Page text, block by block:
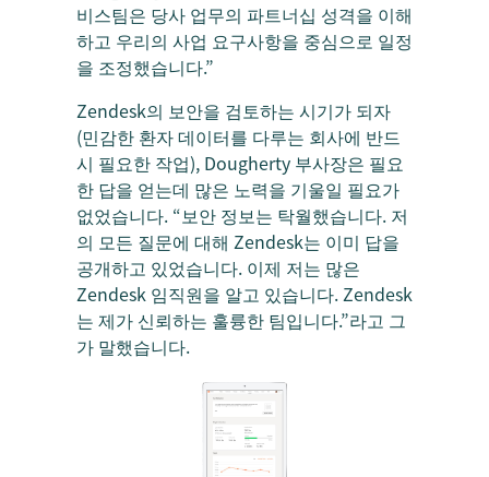
비스팀은 당사 업무의 파트너십 성격을 이해
하고 우리의 사업 요구사항을 중심으로 일정
을 조정했습니다.”
Zendesk의 보안을 검토하는 시기가 되자
(민감한 환자 데이터를 다루는 회사에 반드
시 필요한 작업), Dougherty 부사장은 필요
한 답을 얻는데 많은 노력을 기울일 필요가
없었습니다. “보안 정보는 탁월했습니다. 저
의 모든 질문에 대해 Zendesk는 이미 답을
공개하고 있었습니다. 이제 저는 많은
Zendesk 임직원을 알고 있습니다. Zendesk
는 제가 신뢰하는 훌륭한 팀입니다.”라고 그
가 말했습니다.